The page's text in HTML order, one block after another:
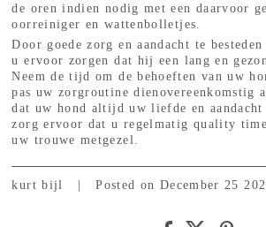
de oren indien nodig met een daarvoor
oorreiniger en wattenbolletjes.
Door goede zorg en aandacht te
u ervoor zorgen dat hij een lang en
Neem de tijd om de behoeften van uw
pas uw zorgroutine dienovereenkomstig
dat uw hond altijd uw liefde en
zorg ervoor dat u regelmatig quality
uw trouwe metgezel.
kurt bijl Posted on December 25